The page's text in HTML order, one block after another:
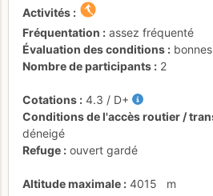
Activités
Fréquentation
assez fréquenté
Évaluation des conditions
bonnes
Nombre de participants
2
Cotations 4.3 / D+
Conditions de l'accès routier /
déneigé
Refuge
ouvert gardé
Altitude maximale 4015
m